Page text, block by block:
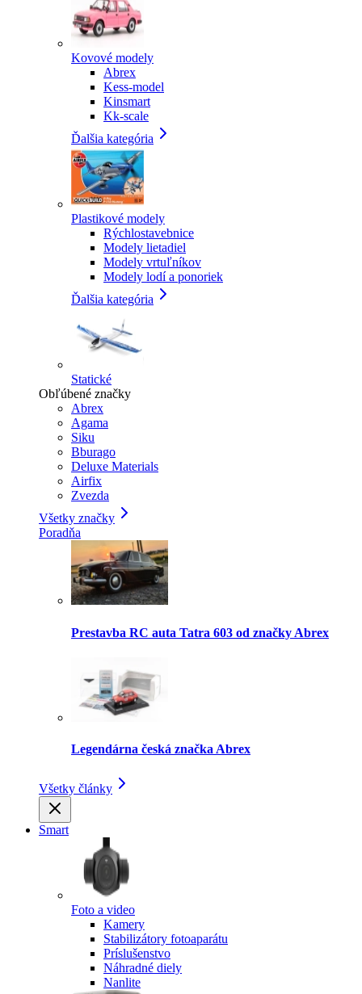
Kovové modely
Abrex
Kess-model
Kinsmart
Kk-scale
Ďalšia kategória
Plastikové modely
Rýchlostavebnice
Modely lietadiel
Modely vrtuľníkov
Modely lodí a ponoriek
Ďalšia kategória
Statické
Obľúbené značky
Abrex
Agama
Siku
Bburago
Deluxe Materials
Airfix
Zvezda
Všetky značky
Poradňa
Prestavba RC auta Tatra 603 od značky Abrex
Legendárna česká značka Abrex
Všetky články
Smart
Foto a video
Kamery
Stabilizátory fotoaparátu
Príslušenstvo
Náhradné diely
Nanlite